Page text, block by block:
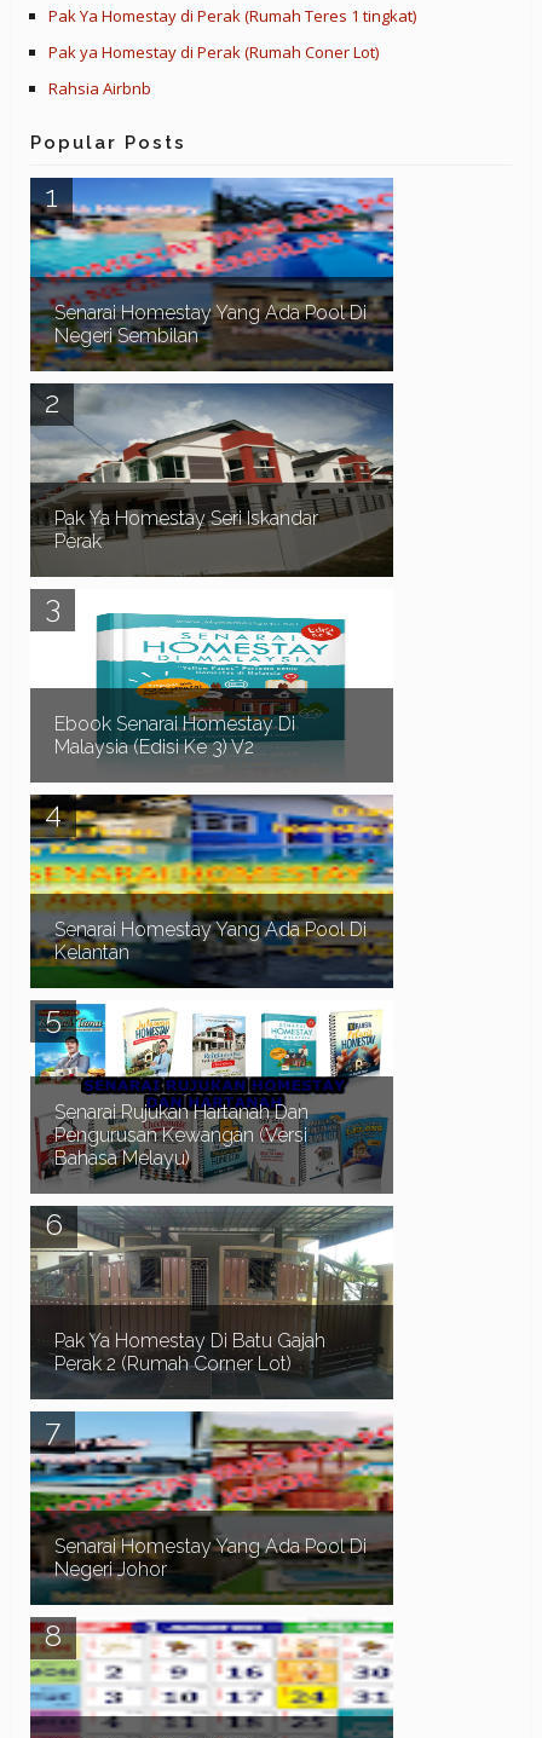
Pak Ya Homestay di Perak (Rumah Teres 1 tingkat)
Pak ya Homestay di Perak (Rumah Coner Lot)
Rahsia Airbnb
Popular Posts
Senarai Homestay Yang Ada Pool Di
Negeri Sembilan
Assalamualaikum dan Salam Sejahtera. Pada
kali ini kita teruskan lagi dengan senarai homestay
yang ada swimming pool di sekitar Negeri Sem...
Pak Ya Homestay Seri Iskandar
Perak
Pak Ya Homestay di Seri Iskandar Perak
merupakan sebuah Homestay 2 tingkat lot tepi,
mempunyai 4 bilik dan 3 bilik air. Homestay yang
Ebook Senarai Homestay Di
Malaysia (Edisi Ke 3) V2
Dah Penat Mencari Homestay?? Biar saya bantu
anda mendapatkan Homestay yang anda
perlukan.. Adakah anda menghadapi masalah
seperti b...
Senarai Homestay Yang Ada Pool Di
Kelantan
Assalamualaikum dan Salam Sejahtera. Waktu
musim cuti sekolah biasanya ramai orang
mencari Homestay di Pantai Timur. Terutamanya
di negeri...
Senarai Rujukan Hartanah Dan
Pengurusan Kewangan (Versi
Bahasa Melayu)
Assalamualaikum dan Salam Sejahtera.. Terlebih
dahulu kami ingin mengucapkan selamat datang
ke Blog Myhomestay4u.net dan terima kasih ker...
Pak Ya Homestay Di Batu Gajah
Perak 2 (Rumah Corner Lot)
Sekiranya anda sedang mencari Homestay di
sekitar kawasan Batu Gajah, Tronoh dan Seri
Iskandar Perak , anda juga perlu memberi
perhatian ...
Senarai Homestay Yang Ada Pool Di
Negeri Johor
Assalamualaikum dan Salam Sejahtera. Dalam
post sebelum ni kita telah pergi ke pantai Timur,
Senarai Homestay Yang Ada Pool Di Terengganu ...